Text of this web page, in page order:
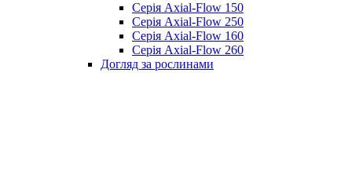
Серія Axial-Flow 150
Серія Axial-Flow 250
Серія Axial-Flow 160
Серія Axial-Flow 260
Догляд за рослинами